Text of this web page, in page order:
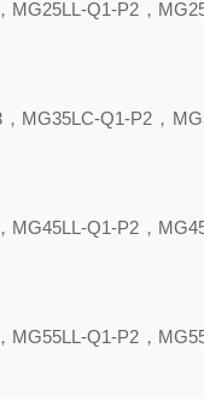
MG25LL-Q1-P2 ，
， MG35LC-Q1-P2 ，
MG45LL-Q1-P2 ， MG4
MG55LL-Q1-P2 ， MG5